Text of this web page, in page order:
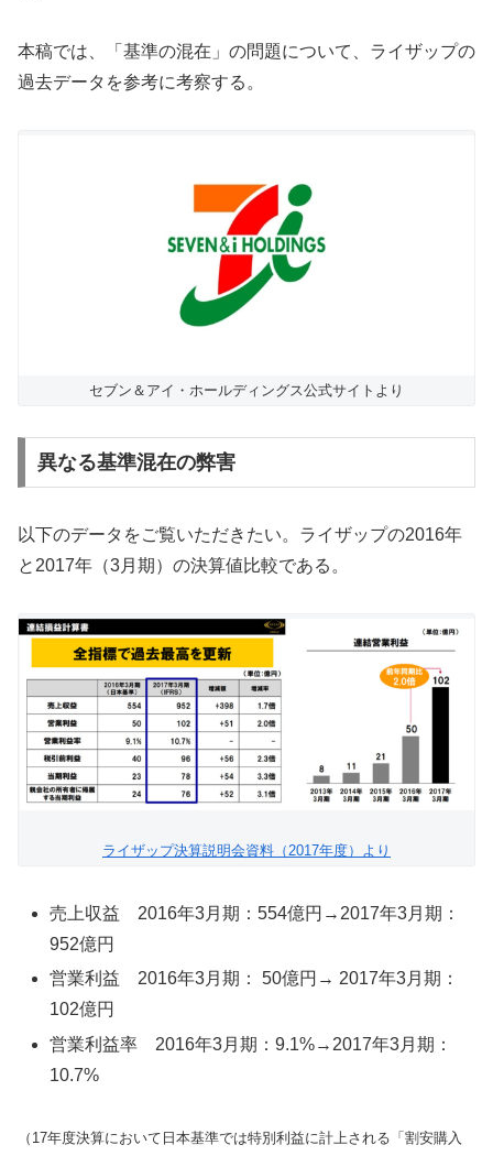
本稿では、「基準の混在」の問題について、ライザップの
過去データを参考に考察する。
セブン＆アイ・ホールディングス公式サイトより
異なる基準混在の弊害
以下のデータをご覧いただきたい。ライザップの2016年
と2017年（3月期）の決算値比較である。
ライザップ決算説明会資料（2017年度）より
売上収益 2016年3月期：554億円→2017年3月期：
952億円
営業利益 2016年3月期： 50億円→ 2017年3月期：
102億円
営業利益率 2016年3月期：9.1%→2017年3月期：
10.7%
（17年度決算において日本基準では特別利益に計上される「割安購入